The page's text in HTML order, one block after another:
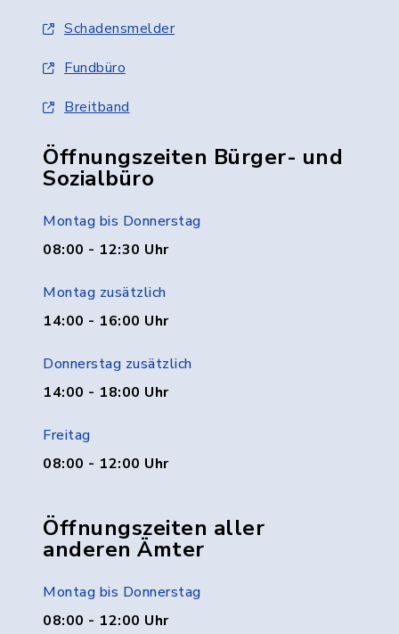
Schadensmelder
Fundbüro
Breitband
Öffnungszeiten Bürger- und
Sozialbüro
Montag bis Donnerstag
08:00 - 12:30 Uhr
Montag zusätzlich
14:00 - 16:00 Uhr
Donnerstag zusätzlich
14:00 - 18:00 Uhr
Freitag
08:00 - 12:00 Uhr
Öffnungszeiten aller
anderen Ämter
Montag bis Donnerstag
08:00 - 12:00 Uhr